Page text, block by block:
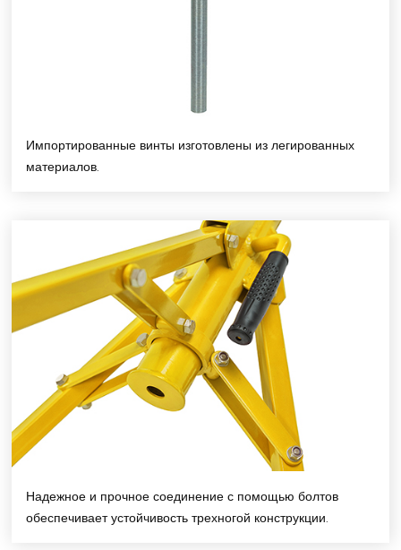
Импортированные винты изготовлены из легированных
материалов.
Надежное и прочное соединение с помощью болтов
обеспечивает устойчивость трехногой конструкции.